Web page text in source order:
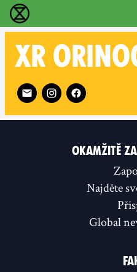
Rebelie proti vyhynutí -
XR
Follow XR Orinoquia on
OKAMŽITĚ
Najděte
Global